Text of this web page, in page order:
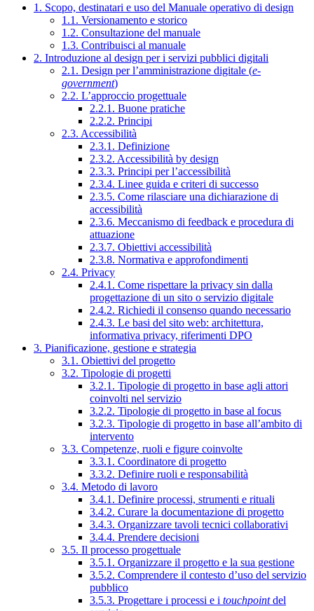
1. Scopo, destinatari e uso del Manuale operativo di design
1.1. Versionamento e storico
1.2. Consultazione del manuale
1.3. Contribuisci al manuale
2. Introduzione al design per i servizi pubblici digitali
2.1. Design per l’amministrazione digitale (e-
government)
2.2. L’approccio progettuale
2.2.1. Buone pratiche
2.2.2. Principi
2.3. Accessibilità
2.3.1. Definizione
2.3.2. Accessibilità by design
2.3.3. Principi per l’accessibilità
2.3.4. Linee guida e criteri di successo
2.3.5. Come rilasciare una dichiarazione di
accessibilità
2.3.6. Meccanismo di feedback e procedura di
attuazione
2.3.7. Obiettivi accessibilità
2.3.8. Normativa e approfondimenti
2.4. Privacy
2.4.1. Come rispettare la privacy sin dalla
progettazione di un sito o servizio digitale
2.4.2. Richiedi il consenso quando necessario
2.4.3. Le basi del sito web: architettura,
informativa privacy, riferimenti DPO
3. Pianificazione, gestione e strategia
3.1. Obiettivi del progetto
3.2. Tipologie di progetti
3.2.1. Tipologie di progetto in base agli attori
coinvolti nel servizio
3.2.2. Tipologie di progetto in base al focus
3.2.3. Tipologie di progetto in base all’ambito di
intervento
3.3. Competenze, ruoli e figure coinvolte
3.3.1. Coordinatore di progetto
3.3.2. Definire ruoli e responsabilità
3.4. Metodo di lavoro
3.4.1. Definire processi, strumenti e rituali
3.4.2. Curare la documentazione di progetto
3.4.3. Organizzare tavoli tecnici collaborativi
3.4.4. Prendere decisioni
3.5. Il processo progettuale
3.5.1. Organizzare il progetto e la sua gestione
3.5.2. Comprendere il contesto d’uso del servizio
pubblico
3.5.3. Progettare i processi e i touchpointdel